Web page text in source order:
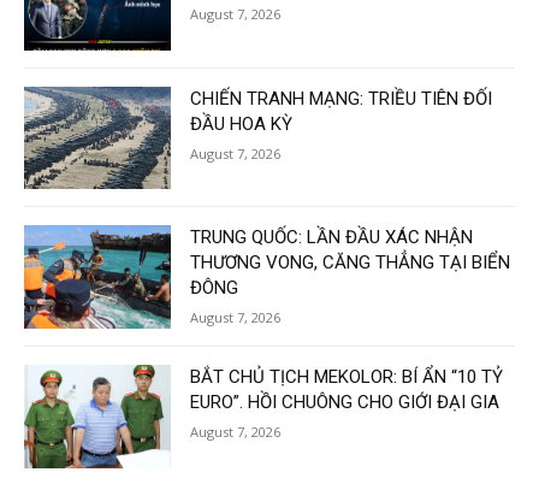
August 7, 2026
CHIẾN TRANH MẠNG: TRIỀU TIÊN ĐỐI
ĐẦU HOA KỲ
August 7, 2026
TRUNG QUỐC: LẦN ĐẦU XÁC NHẬN
THƯƠNG VONG, CĂNG THẲNG TẠI BIỂN
ĐÔNG
August 7, 2026
BẮT CHỦ TỊCH MEKOLOR: BÍ ẨN “10 TỶ
EURO”. HỒI CHUÔNG CHO GIỚI ĐẠI GIA
August 7, 2026